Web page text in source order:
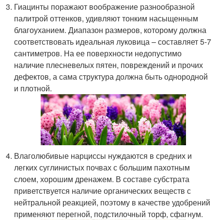
Гиацинты поражают воображение разнообразной
палитрой оттенков, удивляют тонким насыщенным
благоуханием. Диапазон размеров, которому должна
соответствовать идеальная луковица – составляет 5-7
сантиметров. На ее поверхности недопустимо
наличие плесневелых пятен, повреждений и прочих
дефектов, а сама структура должна быть однородной
и плотной.
Влаголюбивые нарциссы нуждаются в средних и
легких суглинистых почвах с большим пахотным
слоем, хорошим дренажем. В составе субстрата
приветствуется наличие органических веществ с
нейтральной реакцией, поэтому в качестве удобрений
применяют перегной, подстилочный торф, сфагнум.